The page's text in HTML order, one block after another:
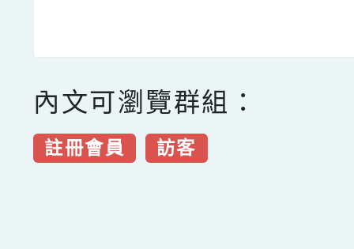
內文可瀏覽群組：
註冊會員 訪客